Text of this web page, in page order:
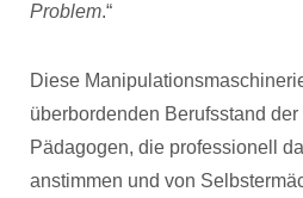
Problem.“
Diese
überbordenden Berufsstand der
Pädagogen, die professionell
anstimmen und von